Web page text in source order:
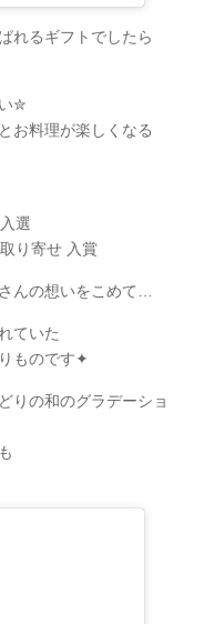
れるギフトでしたら
✮
お料理が楽しくなる
選
り寄せ 入賞
んの想いをこめて…
ていた
ものです✦
りの和のグラデーショ